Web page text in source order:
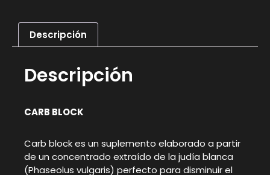
Descripción
Descripción
CARB BLOCK
Carb block es un suplemento elaborado a partir
de un concentrado extraído de la judía blanca
(Phaseolus vulgaris) perfecto para disminuir el